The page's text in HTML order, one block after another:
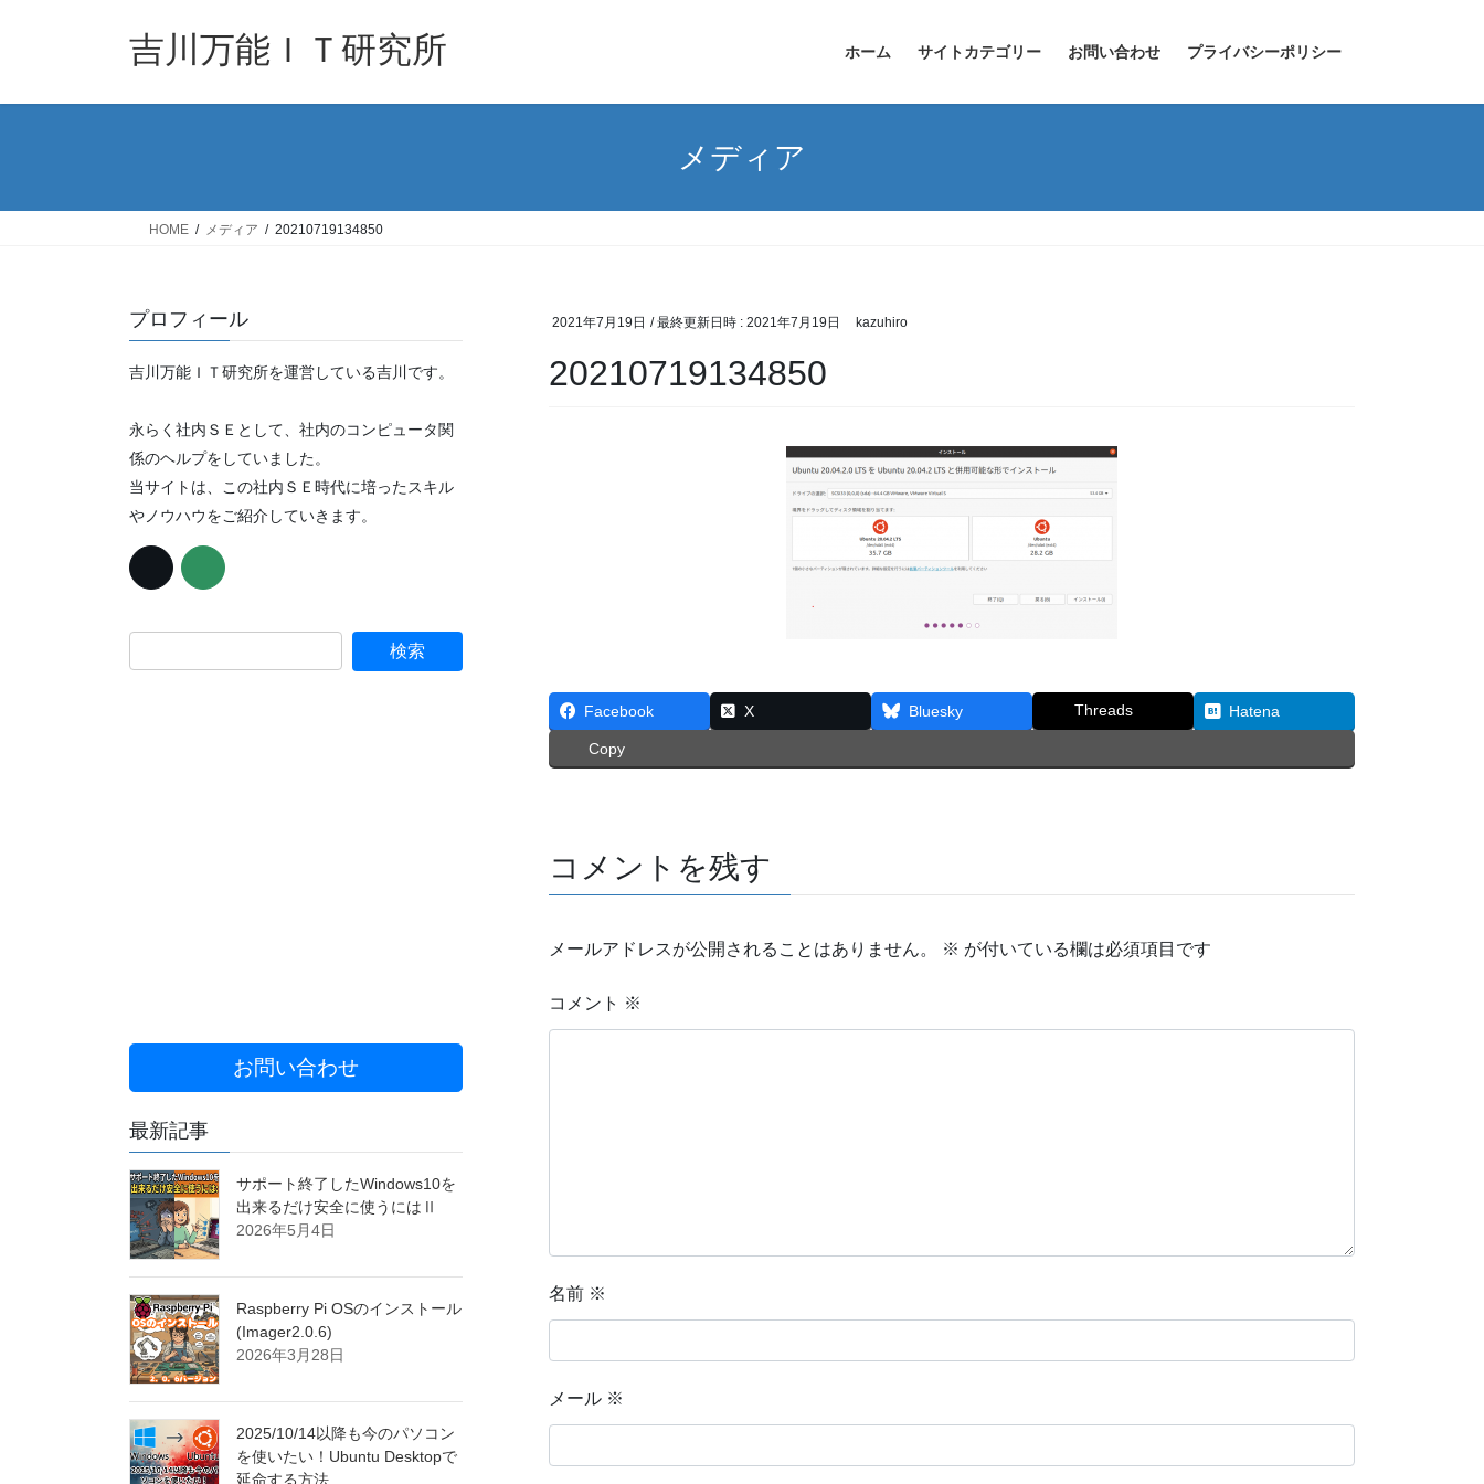
吉川万能ＩＴ研究所 ホーム サイトカテゴリー お問い合わせ プライバシーポリシー
メディア
HOME メディア 20210719134850
2021年7月19日 / 最終更新日時 : 2021年7月19日 kazuhiro
20210719134850
Facebook X Bluesky Threads Hatena
Copy
コメントを残す
メールアドレスが公開されることはありません。 ※ が付いている欄は必須項目です
コメント ※
名前 ※
メール ※
プロフィール
吉川万能ＩＴ研究所を運営している吉川です。
永らく社内ＳＥとして、社内のコンピュータ関
係のヘルプをしていました。
当サイトは、この社内ＳＥ時代に培ったスキル
やノウハウをご紹介していきます。
お問い合わせ
最新記事
サポート終了したWindows10を
出来るだけ安全に使うにはⅡ
2026年5月4日
Raspberry Pi OSのインストール
(Imager2.0.6)
2026年3月28日
2025/10/14以降も今のパソコン
を使いたい！Ubuntu Desktopで
延命する方法